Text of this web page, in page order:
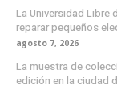
La Universidad Libre
reparar pequeños
agosto 7, 2026
La muestra de
edición en la ciudad